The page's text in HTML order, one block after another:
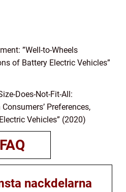
”Well-to-Wheels
of Battery Electric Vehicles”
Does-Not-Fit-All:
Preferences,
Vehicles” (2020)
FAQ
nackdelarna